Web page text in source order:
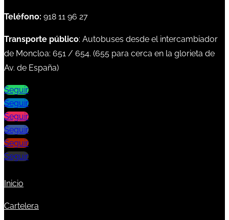
Teléfono: 918 11 96 27
Transporte público: Autobuses desde el intercambiador
de Moncloa: 651 / 654. (655 para cerca en la glorieta de
Av. de España)
Seguir
Seguir
Seguir
Seguir
Seguir
Seguir
Inicio
Cartelera